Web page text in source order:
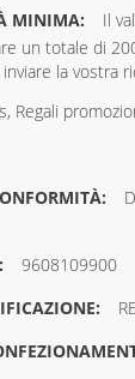
Il
un totale di
la vostra
Regali
9608109900